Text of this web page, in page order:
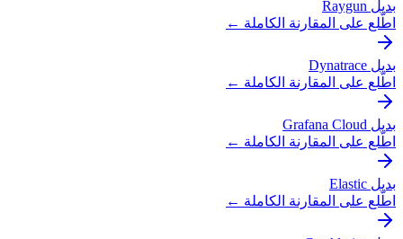
بديل Raygun
اطّلع على المقارنة الكاملة ←
بديل Dynatrace
اطّلع على المقارنة الكاملة ←
بديل Grafana Cloud
اطّلع على المقارنة الكاملة ←
بديل Elastic
اطّلع على المقارنة الكاملة ←